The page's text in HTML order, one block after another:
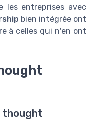
les entreprises avec
bien intégrée ont
à celles qui n'en ont
thought